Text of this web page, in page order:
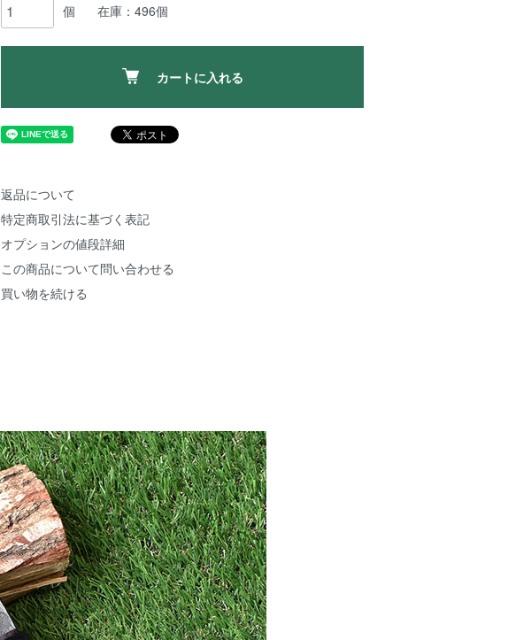
個 在庫：496個
カートに入れる
返品について
特定商取引法に基づく表記
オプションの値段詳細
この商品について問い合わせる
買い物を続ける